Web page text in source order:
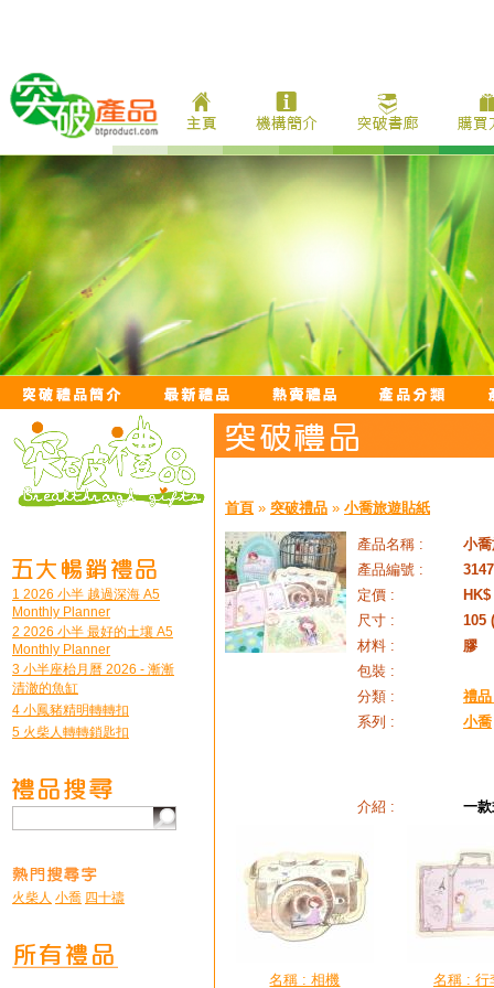
1 2026 小半 越過深海 A5
Monthly Planner
2 2026 小半 最好的土壤 A5
Monthly Planner
3 小半座枱月曆 2026 - 漸漸
清澈的魚缸
4 小鳳豬精明轉轉扣
5 火柴人轉轉鎖匙扣
火柴人 小喬 四十禱
首頁 » 突破禮品 » 小喬旅遊貼紙
產品名稱 :
小
產品編號 :
定價 :
尺寸 :
105
材料 :
膠
包裝 :
分類 :
禮
系列 :
小喬
介紹 : 一
名稱 : 相機 名稱 : 行